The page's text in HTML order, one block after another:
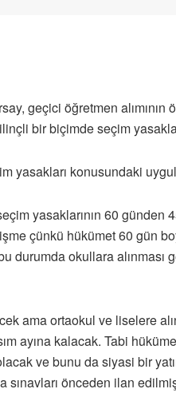
geçici öğretmen alımının
bir biçimde seçim
yasakları konusundaki
yasaklarının 60 günden
çünkü hükümet 60 gün
durumda okullara alınması
ama ortaokul ve liselere
ayına kalacak. Tabi
ve bunu da siyasi bir
önceden ilan